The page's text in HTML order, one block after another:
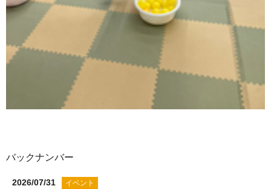
バックナンバー
2026/07/31 イベント